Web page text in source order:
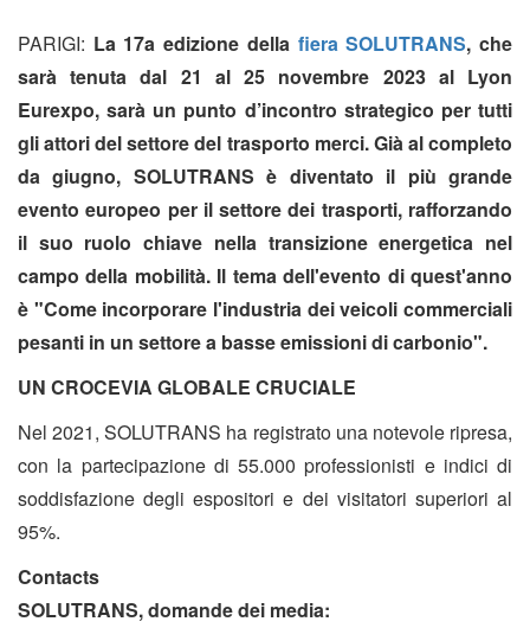
PARIGI: La 17a edizione della fiera SOLUTRANS, che
sarà tenuta dal 21 al 25 novembre 2023 al Lyon
Eurexpo, sarà un punto d’incontro strategico per tutti
gli attori del settore del trasporto merci. Già al completo
da giugno, SOLUTRANS è diventato il più grande
evento europeo per il settore dei trasporti, rafforzando
il suo ruolo chiave nella transizione energetica nel
campo della mobilità. Il tema dell'evento di quest'anno
è "Come incorporare l'industria dei veicoli commerciali
pesanti in un settore a basse emissioni di carbonio".
UN CROCEVIA GLOBALE CRUCIALE
Nel 2021, SOLUTRANS ha registrato una notevole ripresa,
con la partecipazione di 55.000 professionisti e indici di
soddisfazione degli espositori e dei visitatori superiori al
95%.
Contacts
SOLUTRANS, domande dei media: